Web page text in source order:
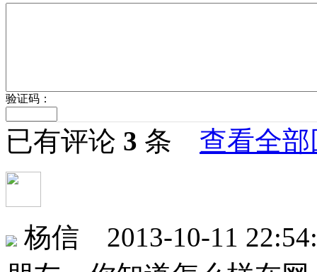
验证码：
已有评论 3 条 查看全部
杨信 2013-10-11